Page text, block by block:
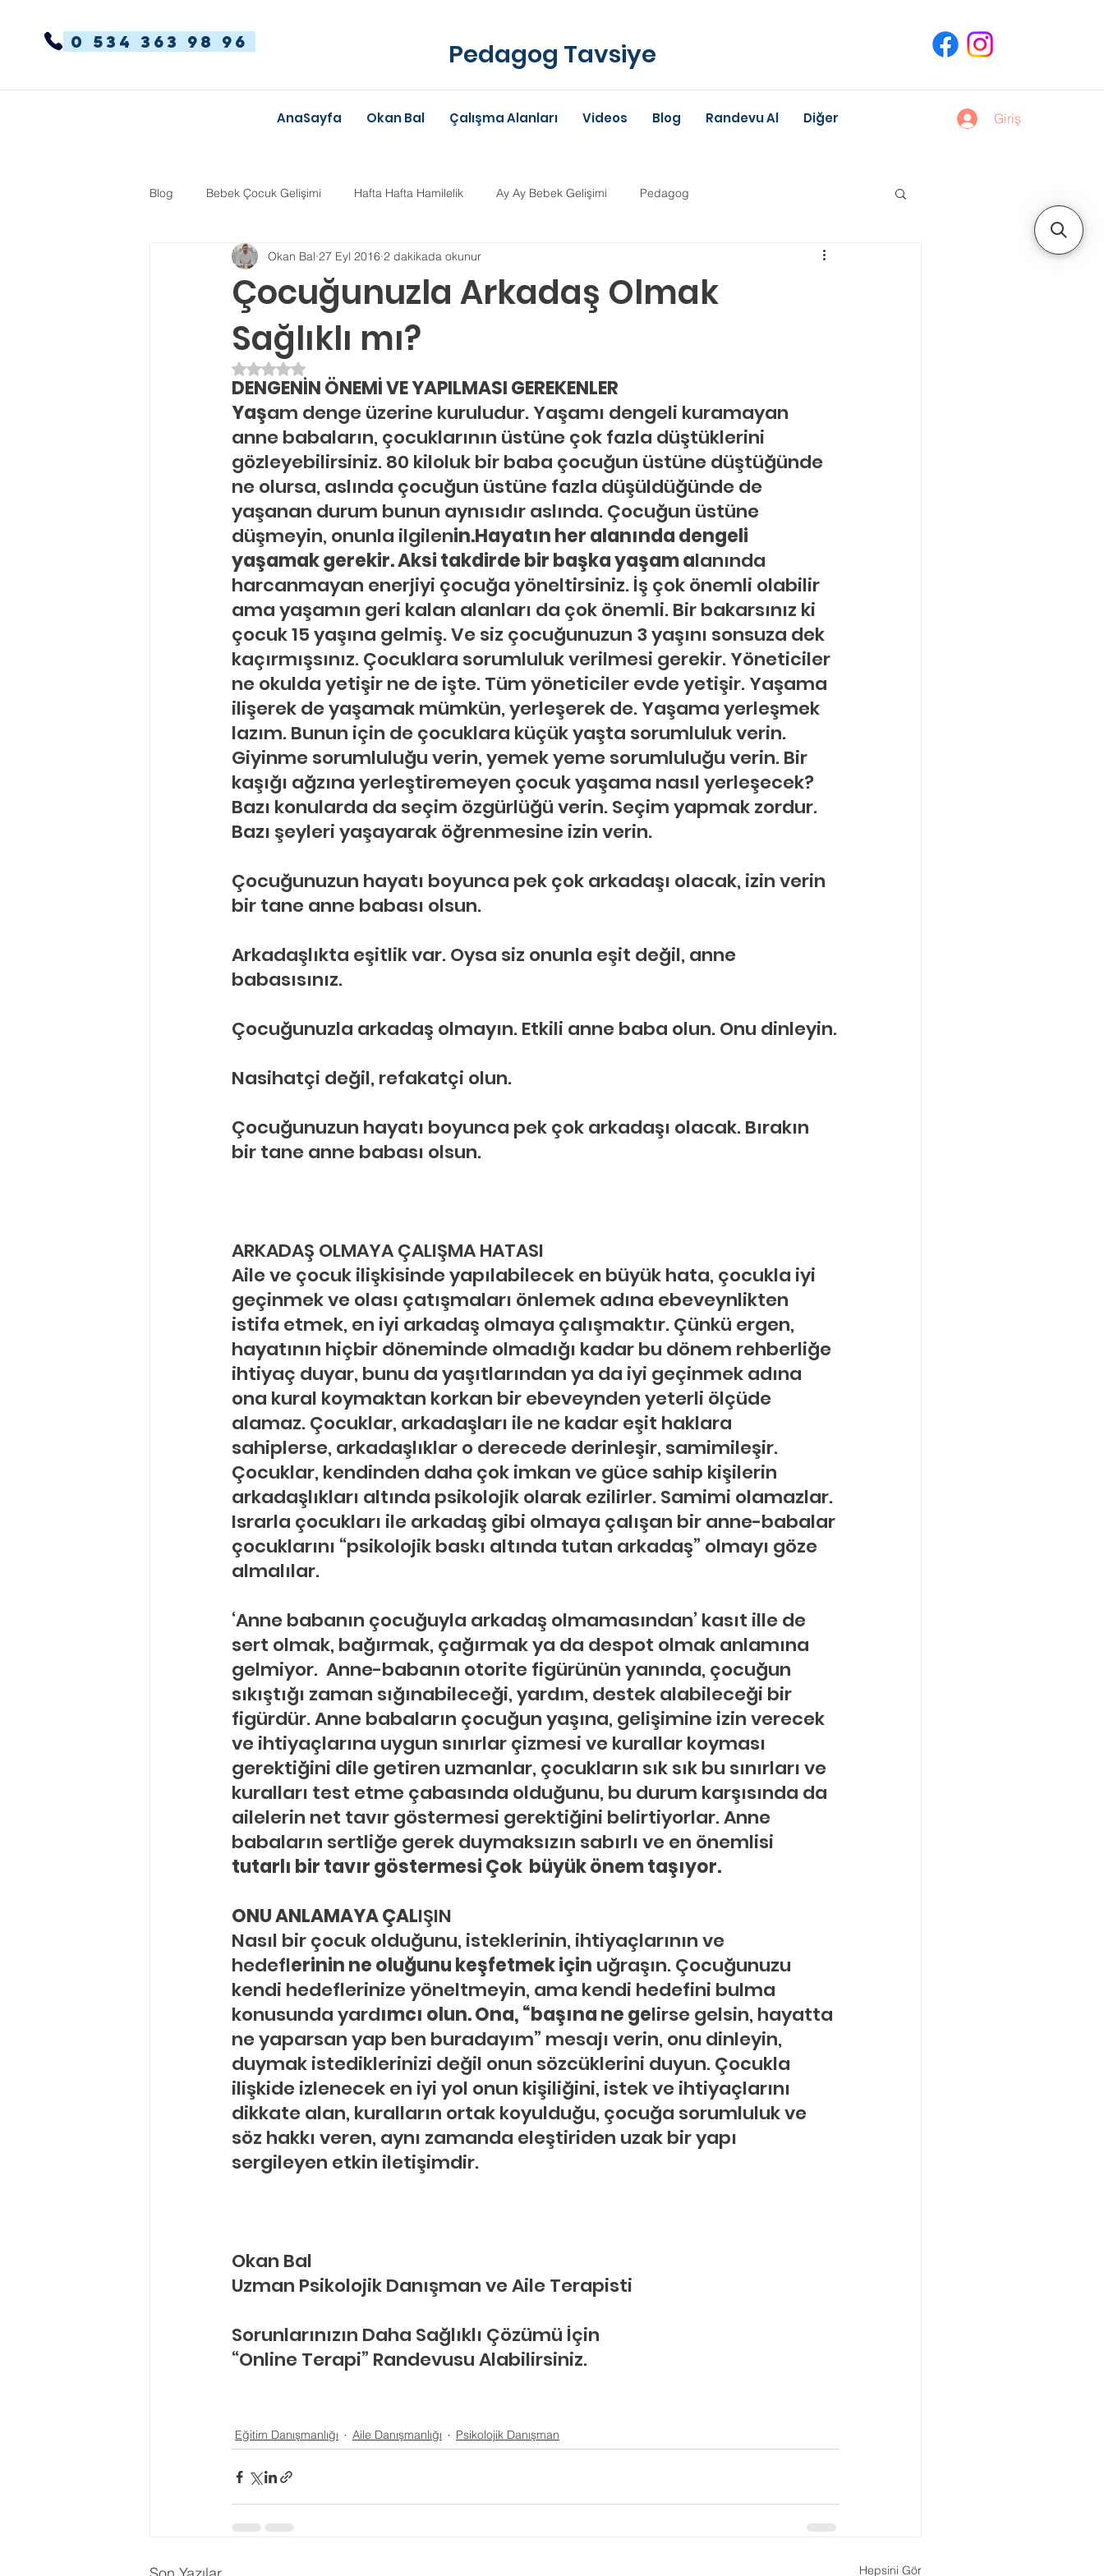
0 534 363 98 96 Pedagog Tavsiye
AnaSayfa Okan Bal Çalışma Alanları Videos Blog Randevu Al Diğer Giriş
Blog Bebek Çocuk Gelişimi Hafta Hafta Hamilelik Ay Ay Bebek Gelişimi Pedagog
Dikkat Dağınıklığı Hiperaktivite Anne-Baba Eğitimi
TYT-AYT Eğitim Danışmanlığı
Ergenlik Danışmanlığı PDR Rehberlik Psikoloji Tercih Danışmanı
Evlilik Terapisi
Çocuğunuzla Arkadaş Olmak
Sağlıklı mı?
Okan Bal 27 Eyl 2016 2 dakikada okunur
5 üzerinden NaN yıldız
DENGENİN ÖNEMİ VE YAPILMASI GEREKENLER
Yaşam denge üzerine kuruludur. Yaşamı dengeli kuramayan
anne babaların, çocuklarının üstüne çok fazla düştüklerini
gözleyebilirsiniz. 80 kiloluk bir baba çocuğun üstüne düştüğünde
ne olursa, aslında çocuğun üstüne fazla düşüldüğünde de
yaşanan durum bunun aynısıdır aslında. Çocuğun üstüne
düşmeyin, onunla ilgilenin.Hayatın her alanında dengeli
yaşamak gerekir. Aksi takdirde bir başka yaşam alanında
harcanmayan enerjiyi çocuğa yöneltirsiniz. İş çok önemli olabilir
ama yaşamın geri kalan alanları da çok önemli. Bir bakarsınız ki
çocuk 15 yaşına gelmiş. Ve siz çocuğunuzun 3 yaşını sonsuza dek
kaçırmışsınız. Çocuklara sorumluluk verilmesi gerekir. Yöneticiler
ne okulda yetişir ne de işte. Tüm yöneticiler evde yetişir. Yaşama
ilişerek de yaşamak mümkün, yerleşerek de. Yaşama yerleşmek
lazım. Bunun için de çocuklara küçük yaşta sorumluluk verin.
Giyinme sorumluluğu verin, yemek yeme sorumluluğu verin. Bir
kaşığı ağzına yerleştiremeyen çocuk yaşama nasıl yerleşecek?
Bazı konularda da seçim özgürlüğü verin. Seçim yapmak zordur.
Bazı şeyleri yaşayarak öğrenmesine izin verin.
Çocuğunuzun hayatı boyunca pek çok arkadaşı olacak, izin verin
bir tane anne babası olsun.
Arkadaşlıkta eşitlik var. Oysa siz onunla eşit değil, anne
babasısınız.
Çocuğunuzla arkadaş olmayın. Etkili anne baba olun. Onu dinleyin.
Nasihatçi değil, refakatçi olun.
Çocuğunuzun hayatı boyunca pek çok arkadaşı olacak. Bırakın
bir tane anne babası olsun.
ARKADAŞ OLMAYA ÇALIŞMA HATASI
Aile ve çocuk ilişkisinde yapılabilecek en büyük hata, çocukla iyi
geçinmek ve olası çatışmaları önlemek adına ebeveynlikten
istifa etmek, en iyi arkadaş olmaya çalışmaktır. Çünkü ergen,
hayatının hiçbir döneminde olmadığı kadar bu dönem rehberliğe
ihtiyaç duyar, bunu da yaşıtlarından ya da iyi geçinmek adına
ona kural koymaktan korkan bir ebeveynden yeterli ölçüde
alamaz. Çocuklar, arkadaşları ile ne kadar eşit haklara
sahiplerse, arkadaşlıklar o derecede derinleşir, samimileşir.
Çocuklar, kendinden daha çok imkan ve güce sahip kişilerin
arkadaşlıkları altında psikolojik olarak ezilirler. Samimi olamazlar.
Israrla çocukları ile arkadaş gibi olmaya çalışan bir anne-babalar
çocuklarını “psikolojik baskı altında tutan arkadaş” olmayı göze
almalılar.
‘Anne babanın çocuğuyla arkadaş olmamasından’ kasıt ille de
sert olmak, bağırmak, çağırmak ya da despot olmak anlamına
gelmiyor.  Anne-babanın otorite figürünün yanında, çocuğun
sıkıştığı zaman sığınabileceği, yardım, destek alabileceği bir
figürdür. Anne babaların çocuğun yaşına, gelişimine izin verecek
ve ihtiyaçlarına uygun sınırlar çizmesi ve kurallar koyması
gerektiğini dile getiren uzmanlar, çocukların sık sık bu sınırları ve
kuralları test etme çabasında olduğunu, bu durum karşısında da
ailelerin net tavır göstermesi gerektiğini belirtiyorlar. Anne
babaların sertliğe gerek duymaksızın sabırlı ve en önemlisi
tutarlı bir tavır göstermesi Çok  büyük önem taşıyor.
ONU ANLAMAYA ÇALIŞIN
Nasıl bir çocuk olduğunu, isteklerinin, ihtiyaçlarının ve
hedeflerinin ne oluğunu keşfetmek için uğraşın. Çocuğunuzu
kendi hedeflerinize yöneltmeyin, ama kendi hedefini bulma
konusunda yardımcı olun. Ona, “başına ne gelirse gelsin, hayatta
ne yaparsan yap ben buradayım” mesajı verin, onu dinleyin,
duymak istediklerinizi değil onun sözcüklerini duyun. Çocukla
ilişkide izlenecek en iyi yol onun kişiliğini, istek ve ihtiyaçlarını
dikkate alan, kuralların ortak koyulduğu, çocuğa sorumluluk ve
söz hakkı veren, aynı zamanda eleştiriden uzak bir yapı
sergileyen etkin iletişimdir.
Okan Bal
Uzman Psikolojik Danışman ve Aile Terapisti
Sorunlarınızın Daha Sağlıklı Çözümü İçin
“Online Terapi” Randevusu Alabilirsiniz.
Eğitim Danışmanlığı Aile Danışmanlığı Psikolojik Danışman
Hepsini Gör